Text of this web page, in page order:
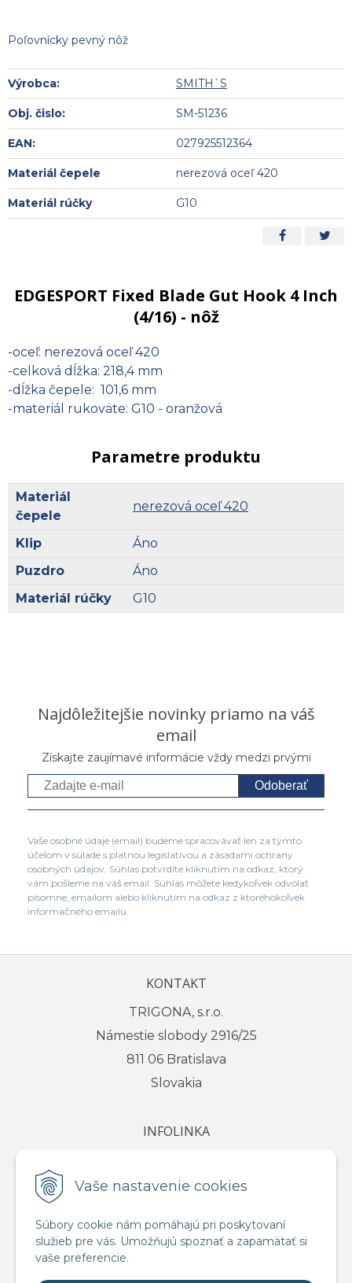
Vaše nastavenie cookies
Súbory cookie nám pomáhajú pri poskytovaní
služieb pre vás. Umožňujú spoznať a zapamätať si
vaše preferencie.
Poľovnícky pevný nôž
Výrobca: SMITH`S
Obj. čislo: SM-51236
EAN: 027925512364
Materiál čepele nerezová oceľ 420
Materiál rúčky G10
EDGESPORT Fixed Blade Gut Hook 4 Inch
(4/16) - nôž
-oceľ: nerezová oceľ 420
-celková dĺžka: 218,4 mm
-dĺžka čepele: 101,6 mm
-materiál rukoväte: G10 - oranžová
Parametre produktu
Materiál
čepele
nerezová oceľ 420
Klip
Áno
Puzdro
Áno
Materiál rúčky
G10
Najdôležitejšie novinky priamo na váš
email
Získajte zaujímavé informácie vždy medzi prvými
Odoberať
Vaše osobné údaje (email) budeme spracovávať len za týmto
účelom v súlade s platnou legislatívou a zásadami ochrany
osobných údajov. Súhlas potvrdíte kliknutím na odkaz, ktorý
vám pošleme na váš email. Súhlas môžete kedykoľvek odvolať
písomne, emailom alebo kliknutím na odkaz z ktoréhokoľvek
informačného emailu.
KONTAKT
TRIGONA, s.r.o.
Námestie slobody 2916/25
811 06 Bratislava
Slovakia
INFOLINKA
e-mail: info@trigona.sk
VŠETKO O NÁKUPE